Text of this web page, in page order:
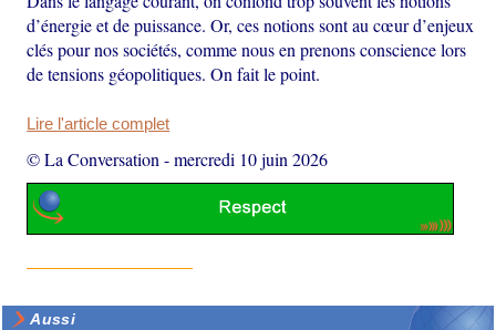
d’énergie et de puissance. Or, ces notions sont au cœur d’enjeux
clés pour nos sociétés, comme nous en prenons conscience lors
de tensions géopolitiques. On fait le point.
Lire l'article complet
© La Conversation -mercredi 10 juin 2026
Aussi